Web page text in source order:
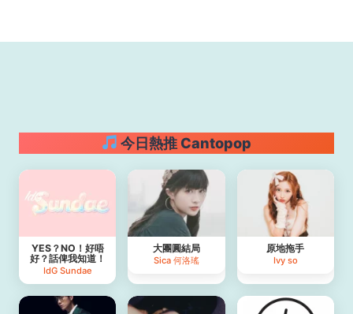
今日熱推 Cantopop
YES？NO！好唔
好？話俾我知道！
IdG Sundae
大團圓結局
Sica 何洛瑤
原地拖手
Ivy so